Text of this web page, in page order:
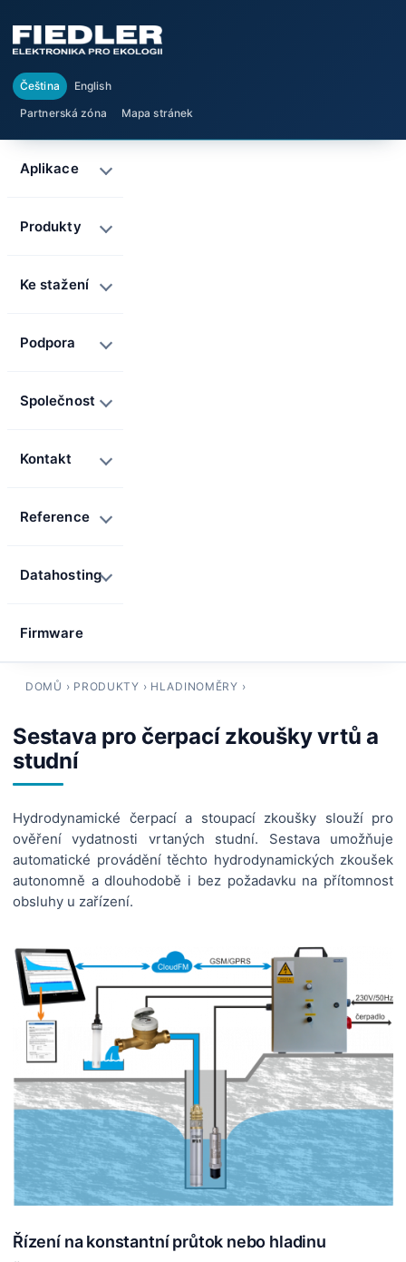
Čeština
English
Partnerská zóna
Mapa stránek
DOMŮ › PRODUKTY › HLADINOMĚRY ›
Sestava pro čerpací zkoušky vrtů a
studní
Hydrodynamické čerpací a stoupací zkoušky slouží pro
ověření vydatnosti vrtaných studní. Sestava umožňuje
automatické provádění těchto hydrodynamických zkoušek
autonomně a dlouhodobě i bez požadavku na přítomnost
obsluhy u zařízení.
Řízení na konstantní průtok nebo hladinu
Aplikace
Produkty
Ke stažení
Podpora
Společnost
Kontakt
Reference
Datahosting
Firmware